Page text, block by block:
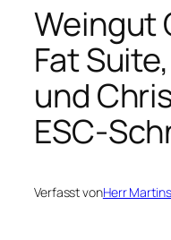
Weingut
Fat
und
ESC-
Verfasst vonHerr